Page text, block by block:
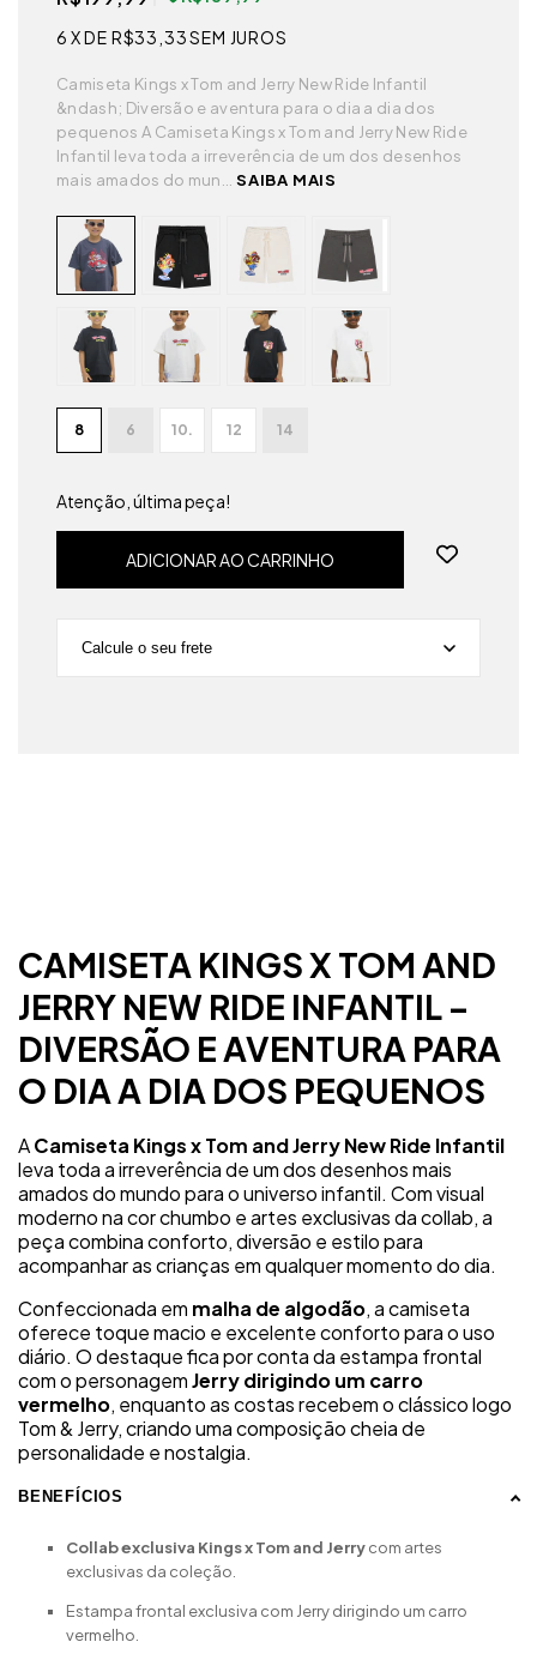
6 X DE R$33,33SEM JUROS
Camiseta Kings x Tom and Jerry New Ride Infantil
&ndash; Diversão e aventura para o dia a dia dos
pequenos A Camiseta Kings x Tom and Jerry New Ride
Infantil leva toda a irreverência de um dos desenhos
mais amados do mun...SAIBA MAIS
8 6 10. 12 14
Atenção, última peça!
Calcule o seu frete
CAMISETA KINGS X TOM AND
JERRY NEW RIDE INFANTIL –
DIVERSÃO E AVENTURA PARA
O DIA A DIA DOS PEQUENOS
ACamiseta Kings x Tom and Jerry New Ride Infantil
leva toda a irreverência de um dos desenhos mais
amados do mundo para o universo infantil. Com visual
moderno na cor chumbo e artes exclusivas da collab, a
peça combina conforto, diversão e estilo para
acompanhar as crianças em qualquer momento do dia.
Confeccionada em malha de algodão, a camiseta
oferece toque macio e excelente conforto para o uso
diário. O destaque fica por conta da estampa frontal
com o personagemJerry dirigindo um carro
vermelho, enquanto as costas recebem o clássico logo
Tom & Jerry, criando uma composição cheia de
personalidade e nostalgia.
BENEFÍCIOS
Collab exclusiva Kings x Tom and Jerrycom artes
exclusivas da coleção.
Estampa frontal exclusiva com Jerry dirigindo um carro
vermelho.